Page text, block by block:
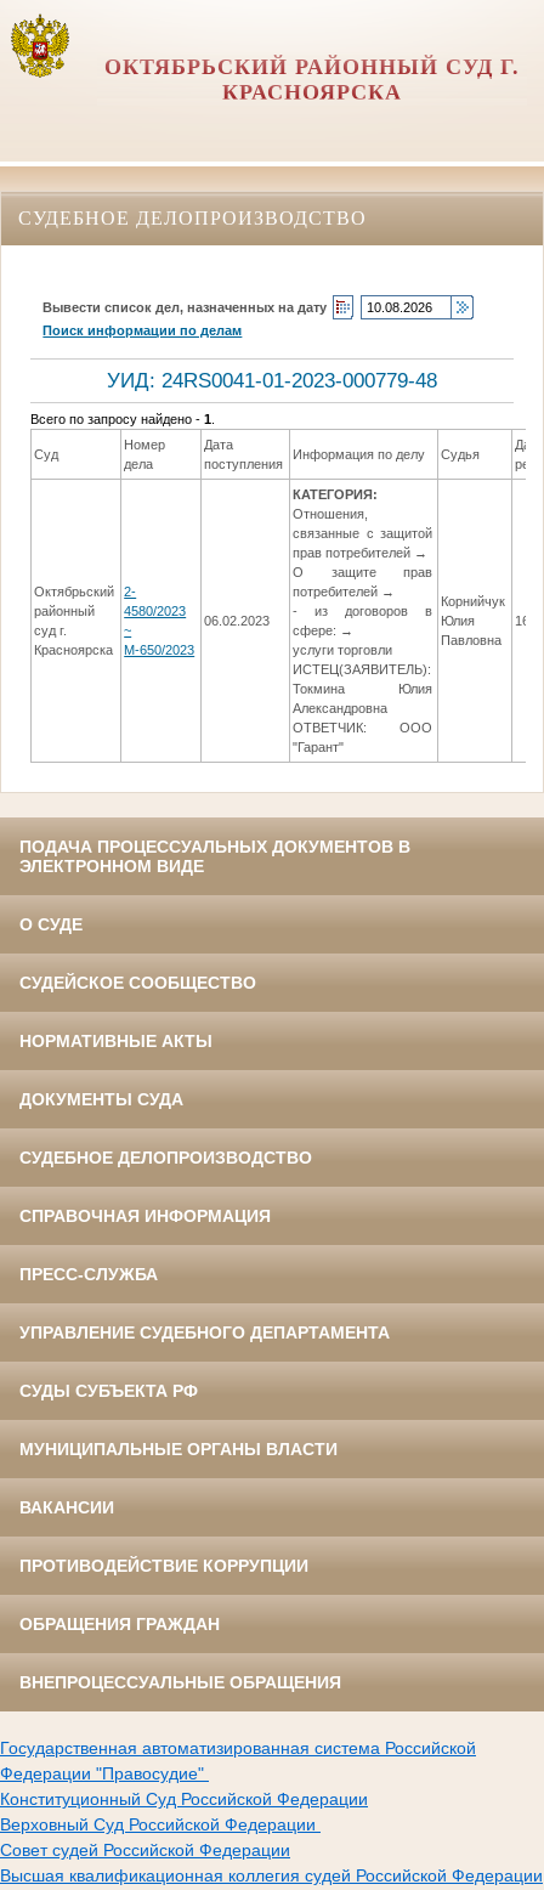
ОКТЯБРЬСКИЙ РАЙОННЫЙ СУД Г.
КРАСНОЯРСКА
СУДЕБНОЕ ДЕЛОПРОИЗВОДСТВО
Вывести список дел, назначенных на дату
Поиск информации по делам
УИД: 24RS0041-01-2023-000779-48
Всего по запросу найдено -1
Суд
Номер
дела
Дата
поступления
Информация по делу Судья
Дата
Октябрьский
районный
суд г.
Красноярска
2-
4580/2023
~
М-650/2023
06.02.2023
КАТЕГОРИЯ:
Отношения,
связанные с защитой
прав потребителей →
О защите прав
потребителей →
- из договоров в
сфере: →
услуги торговли
ИСТЕЦ(ЗАЯВИТЕЛЬ):
Токмина Юлия
Александровна
ОТВЕТЧИК: ООО
"Гарант"
Корнийчук
Юлия
Павловна
ПОДАЧА ПРОЦЕССУАЛЬНЫХ ДОКУМЕНТОВ В
ЭЛЕКТРОННОМ ВИДЕ
О СУДЕ
СУДЕЙСКОЕ СООБЩЕСТВО
НОРМАТИВНЫЕ АКТЫ
ДОКУМЕНТЫ СУДА
СУДЕБНОЕ ДЕЛОПРОИЗВОДСТВО
СПРАВОЧНАЯ ИНФОРМАЦИЯ
ПРЕСС-СЛУЖБА
УПРАВЛЕНИЕ СУДЕБНОГО ДЕПАРТАМЕНТА
СУДЫ СУБЪЕКТА РФ
МУНИЦИПАЛЬНЫЕ ОРГАНЫ ВЛАСТИ
ВАКАНСИИ
ПРОТИВОДЕЙСТВИЕ КОРРУПЦИИ
ОБРАЩЕНИЯ ГРАЖДАН
ВНЕПРОЦЕССУАЛЬНЫЕ ОБРАЩЕНИЯ
Государственная автоматизированная система Российской
Федерации "Правосудие"
Конституционный Суд Российской Федерации
Верховный Суд Российской Федерации
Совет судей Российской Федерации
Высшая квалификационная коллегия судей Российской Федерации